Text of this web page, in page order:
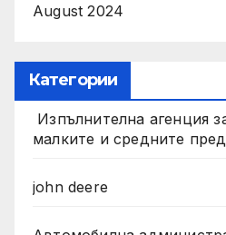
August 2024
Категории
Изпълнителна агенция
малките и средните
john deere